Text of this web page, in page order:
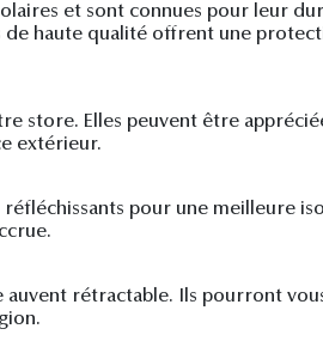
et sont connues pour leur
de haute qualité offrent une
store. Elles peuvent être
extérieur.
pour une meilleure
rétractable. Ils pourront